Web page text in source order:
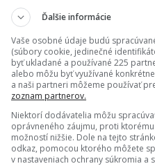
Ďalšie informácie
Vaše osobné údaje budú
(súbory cookie, jedinečné
byť ukladané a používané 225
alebo môžu byť využívané
a naši partneri môžeme používať
zoznam partnerov.
Niektorí dodávatelia môžu
oprávneného záujmu, proti
možností nižšie. Dole na tejto
odkaz, pomocou ktorého môžete
v nastaveniach ochrany súkromia a